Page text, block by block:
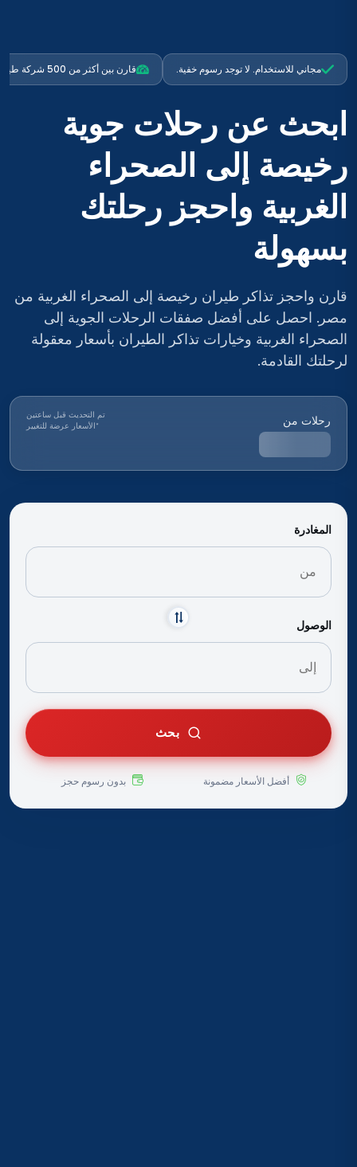
مجاني للاستخدام. لا توجد رسوم خفية. قارن بين أكثر من 500 شركة طيران
ابحث عن رحلات جوية
رخيصة إلى الصحراء
الغربية واحجز رحلتك
بسهولة
قارن واحجز تذاكر طيران رخيصة إلى الصحراء الغربية من
مصر. احصل على أفضل صفقات الرحلات الجوية إلى
الصحراء الغربية وخيارات تذاكر الطيران بأسعار معقولة
لرحلتك القادمة.
رحلات من
تم التحديث قبل ساعتين
*الأسعار عرضة للتغيير
المغادرة
الوصول
بحث
أفضل الأسعار مضمونة بدون رسوم حجز